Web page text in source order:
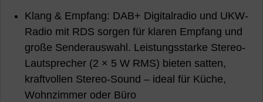
Klang & Empfang: DAB+ Digitalradio und UKW-
Radio mit RDS sorgen für klaren Empfang und
große Senderauswahl. Leistungsstarke Stereo-
Lautsprecher (2 × 5 W RMS) bieten satten,
kraftvollen Stereo-Sound – ideal für Küche,
Wohnzimmer oder Büro